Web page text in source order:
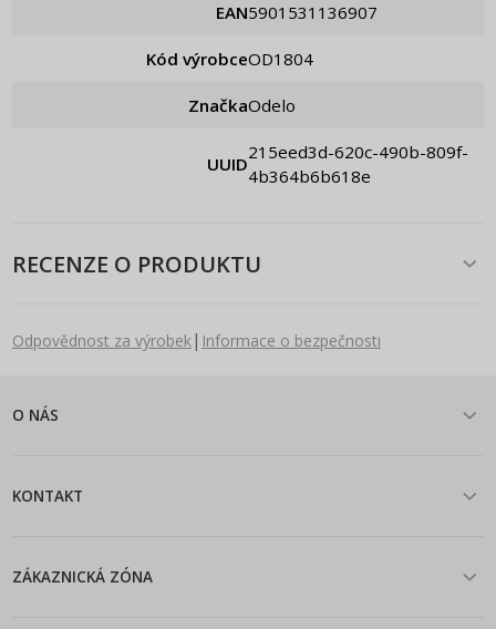
EAN 5901531136907
Kód výrobce OD1804
Značka Odelo
UUID
215eed3d-620c-490b-809f-
4b364b6b618e
RECENZE O PRODUKTU
Odpovědnost za výrobek| Informace o bezpečnosti
O NÁS
KONTAKT
ZÁKAZNICKÁ ZÓNA